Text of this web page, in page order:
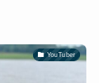
YouTuber